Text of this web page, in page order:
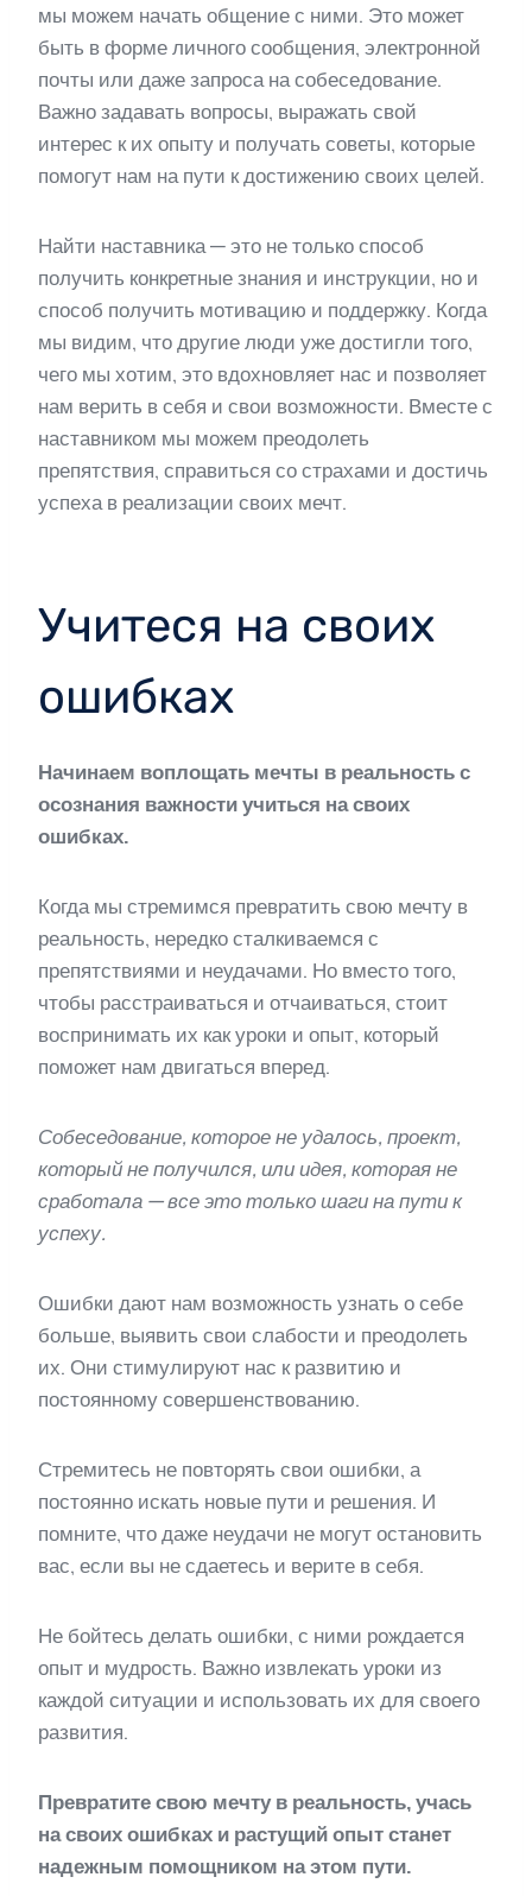
мы можем начать общение с ними. Это может
быть в форме личного сообщения, электронной
почты или даже запроса на собеседование.
Важно задавать вопросы, выражать свой
интерес к их опыту и получать советы, которые
помогут нам на пути к достижению своих целей.
Найти наставника — это не только способ
получить конкретные знания и инструкции, но и
способ получить мотивацию и поддержку. Когда
мы видим, что другие люди уже достигли того,
чего мы хотим, это вдохновляет нас и позволяет
нам верить в себя и свои возможности. Вместе с
наставником мы можем преодолеть
препятствия, справиться со страхами и достичь
успеха в реализации своих мечт.
Учитеся на своих
ошибках
Начинаем воплощать мечты в реальность с
осознания важности учиться на своих
ошибках.
Когда мы стремимся превратить свою мечту в
реальность, нередко сталкиваемся с
препятствиями и неудачами. Но вместо того,
чтобы расстраиваться и отчаиваться, стоит
воспринимать их как уроки и опыт, который
поможет нам двигаться вперед.
Собеседование, которое не удалось, проект,
который не получился, или идея, которая не
сработала — все это только шаги на пути к
успеху.
Ошибки дают нам возможность узнать о себе
больше, выявить свои слабости и преодолеть
их. Они стимулируют нас к развитию и
постоянному совершенствованию.
Стремитесь не повторять свои ошибки, а
постоянно искать новые пути и решения. И
помните, что даже неудачи не могут остановить
вас, если вы не сдаетесь и верите в себя.
Не бойтесь делать ошибки, с ними рождается
опыт и мудрость. Важно извлекать уроки из
каждой ситуации и использовать их для своего
развития.
Превратите свою мечту в реальность, учась
на своих ошибках и растущий опыт станет
надежным помощником на этом пути.